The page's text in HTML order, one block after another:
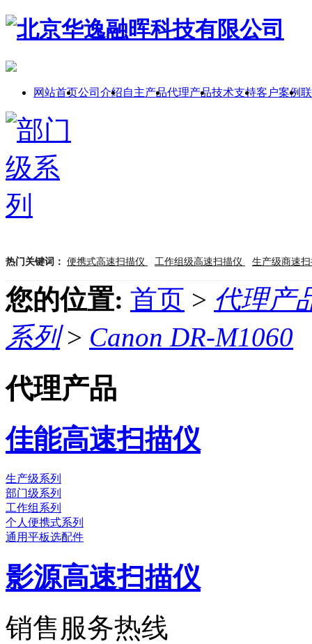
网站首页公司介绍自主产品代理产品技术支持客户案例
热门关键词： 便携式高速扫描仪 工作组级高速扫描仪 生产级商速
您的位置: 首页 > 代理产
系列 > Canon DR-M1060
代理产品
佳能高速扫描仪
生产级系列
部门级系列
工作组系列
个人便携式系列
通用平板选配件
影源高速扫描仪
销售服务热线